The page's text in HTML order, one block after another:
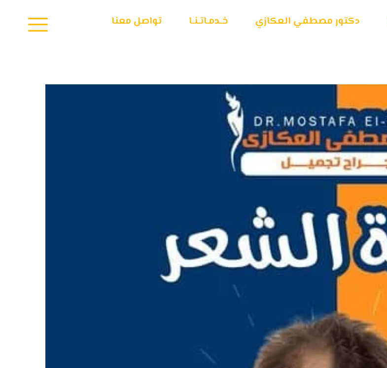
دكتور مصطفي العكازي خـدمـاتـنـا تواصل معنا